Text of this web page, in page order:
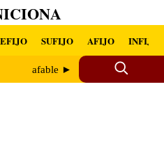
SUFIJO AFIJO INFIJO
afable ►